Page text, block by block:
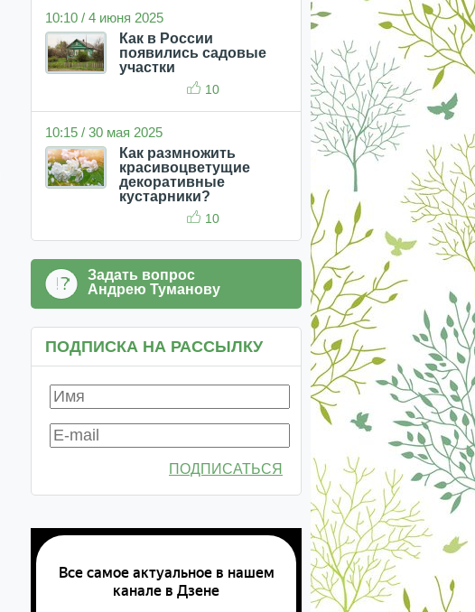
10:10 / 4 июня 2025
Как в России
появились садовые
участки
10
10:15 / 30 мая 2025
Как размножить
красивоцветущие
декоративные
кустарники?
10
Задать вопрос
Андрею Туманову
ПОДПИСКА НА РАССЫЛКУ
ПОДПИСАТЬСЯ